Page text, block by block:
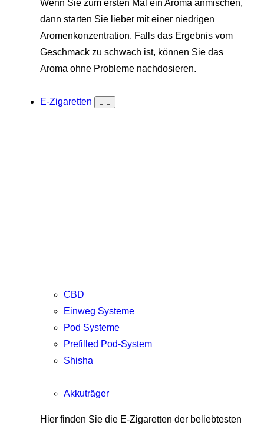
Wenn Sie zum ersten Mal ein Aroma anmischen,
dann starten Sie lieber mit einer niedrigen
Aromenkonzentration. Falls das Ergebnis vom
Geschmack zu schwach ist, können Sie das
Aroma ohne Probleme nachdosieren.
E-Zigaretten
CBD
Einweg Systeme
Pod Systeme
Prefilled Pod-System
Shisha
Akkuträger
Hier finden Sie die E-Zigaretten der beliebtesten